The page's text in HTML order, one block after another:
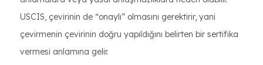
USCIS, çevirinin de “onaylı” olmasını gerektirir, yani
çevirmenin çevirinin doğru yapıldığını belirten bir sertifika
vermesi anlamına gelir.